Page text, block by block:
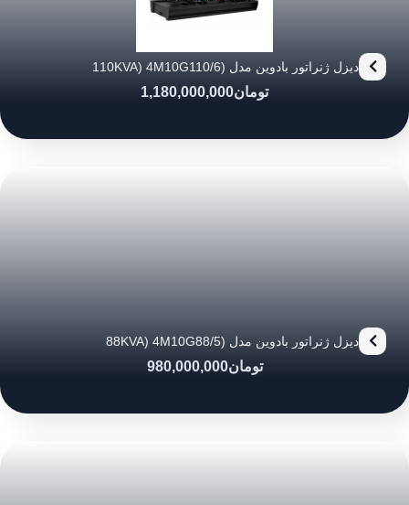
دیزل ژنراتور بادوین مدل (110KVA) 4M10G110/6
تومان1,180,000,000
دیزل ژنراتور بادوین مدل (88KVA) 4M10G88/5
تومان980,000,000